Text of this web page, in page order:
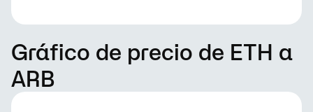
Gráfico de precio de ETH a
ARB